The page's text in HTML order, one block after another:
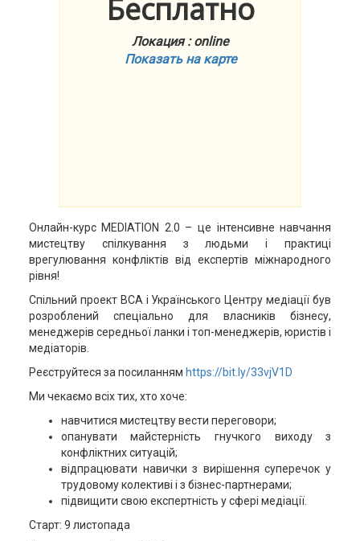
Бесплатно
Локация : online
Показать на карте
Онлайн-курс MEDIATION 2.0 – це інтенсивне навчання
мистецтву спілкування з людьми і практиці
врегулювання конфліктів від експертів міжнародного
рівня!
Спільний проект ВСА і Українського Центру медіації був
розроблений спеціально для власників бізнесу,
менеджерів середньої ланки і топ-менеджерів, юристів і
медіаторів.
Реєструйтеся за посиланням https://bit.ly/33vjV1D
Ми чекаємо всіх тих, хто хоче:
навчитися мистецтву вести переговори;
опанувати майстерність гнучкого виходу з
конфліктних ситуацій;
відпрацювати навички з вирішення суперечок у
трудовому колективі і з бізнес-партнерами;
підвищити свою експертність у сфері медіації.
Старт: 9 листопада